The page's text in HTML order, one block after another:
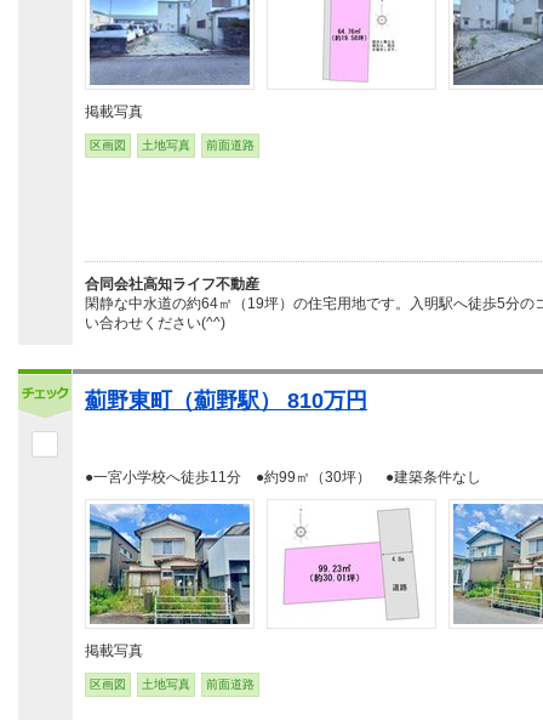
掲載写真
区画図 土地写真 前面道路
合同会社高知ライフ不動産
閑静な中水道の約64㎡（19坪）の住宅用地です。入明駅へ徒歩5分
い合わせください(^^)
薊野東町（薊野駅） 810万円
●一宮小学校へ徒歩11分 ●約99㎡（30坪） ●建築条件なし
掲載写真
区画図 土地写真 前面道路